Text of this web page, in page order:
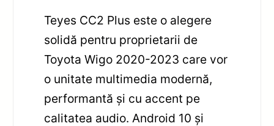
Teyes CC2 Plus este o alegere
solidă pentru proprietarii de
Toyota Wigo 2020-2023 care vor
o unitate multimedia modernă,
performantă și cu accent pe
calitatea audio. Android 10 și